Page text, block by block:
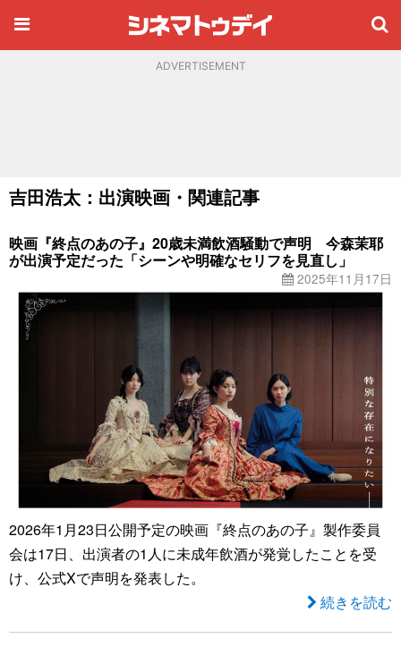
ADVERTISEMENT
吉田浩太：出演映画・関連記事
映画『終点のあの子』20歳未満飲酒騒動で声明 今森茉耶
が出演予定だった「シーンや明確なセリフを見直し」
2025年11月17日
2026年1月23日公開予定の映画『終点のあの子』製作委員
会は17日、出演者の1人に未成年飲酒が発覚したことを受
け、公式Xで声明を発表した。
続きを読む